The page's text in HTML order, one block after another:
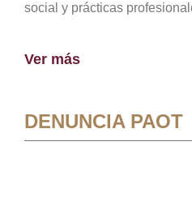
social y prácticas
Ver más
DENUNCIA PAOT